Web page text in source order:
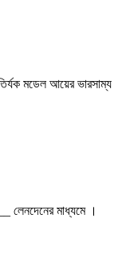
মডেল আয়ের ভারসাম্য
লেনদেনের মাধ্যমে ।